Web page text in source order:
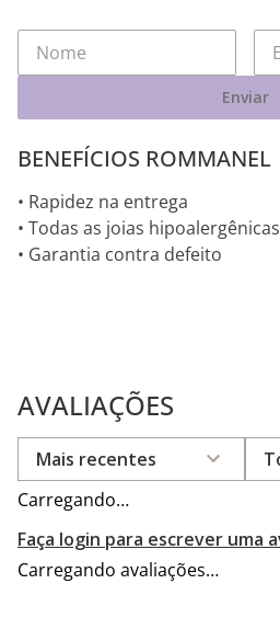
Enviar
BENEFÍCIOS ROMMANEL
• Rapidez na entrega
• Todas as joias hipoalergênicas
• Garantia contra defeito